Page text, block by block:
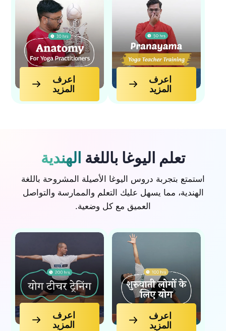
اعرف
المزيد
اعرف
المزيد
تعلم اليوغا باللغةالهندية
استمتع بتجربة دروس اليوغا الأصيلة المشروحة باللغة
الهندية، مما يسهل عليك التعلم والممارسة والتواصل
العميق مع كل وضعية.
اعرف
المزيد
اعرف
المزيد